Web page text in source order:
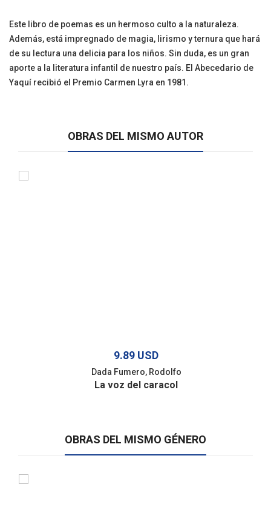
Este libro de poemas es un hermoso culto a la naturaleza.
Además, está impregnado de magia, lirismo y ternura que hará
de su lectura una delicia para los niños. Sin duda, es un gran
aporte a la literatura infantil de nuestro país. El Abecedario de
Yaquí recibió el Premio Carmen Lyra en 1981.
OBRAS DEL MISMO AUTOR
9.89 USD
Dada Fumero, Rodolfo
La voz del caracol
OBRAS DEL MISMO GÉNERO